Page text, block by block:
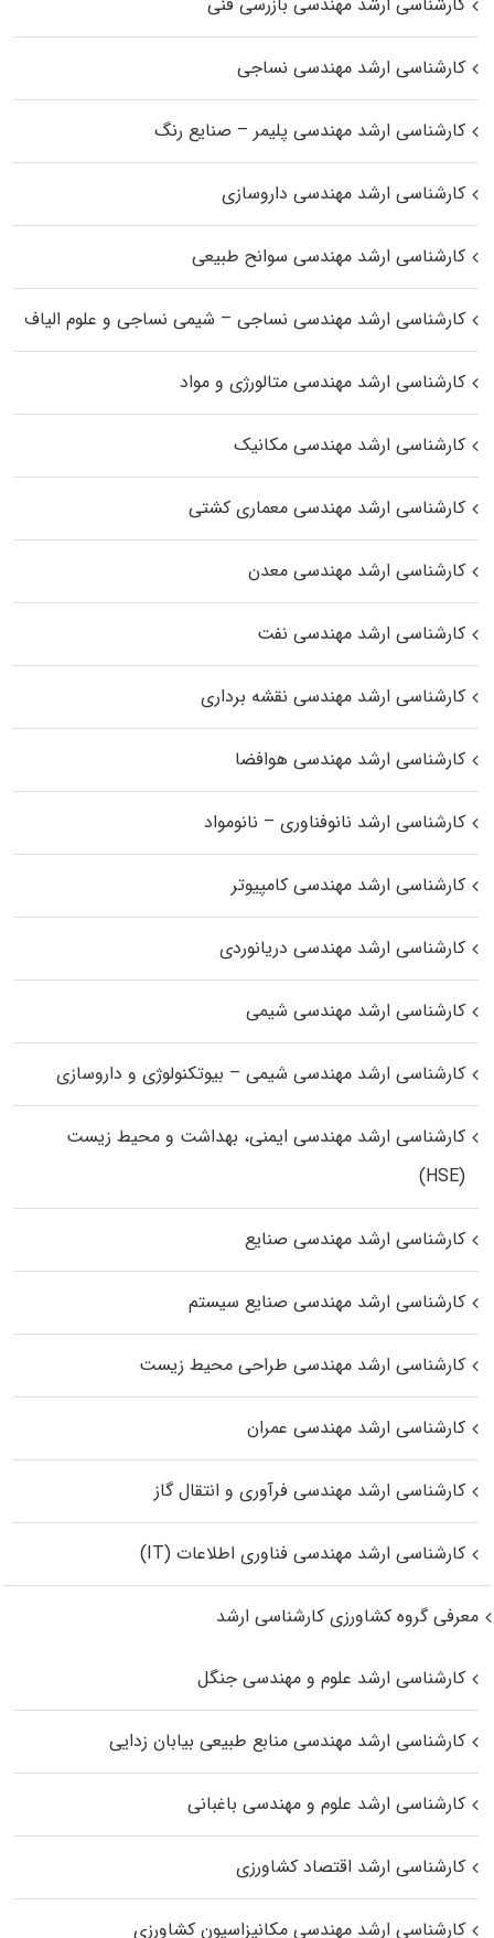
کارشناسی ارشد مهندسی نساجی
کارشناسی ارشد مهندسی پلیمر – صنایع رنگ
کارشناسی ارشد مهندسی داروسازی
کارشناسی ارشد مهندسی سوانح طبیعی
کارشناسی ارشد مهندسی نساجی – شیمی نساجی و علوم الیاف
کارشناسی ارشد مهندسی متالورژی و مواد
کارشناسی ارشد مهندسی مکانیک
کارشناسی ارشد مهندسی معماری کشتی
کارشناسی ارشد مهندسی معدن
کارشناسی ارشد مهندسی نفت
کارشناسی ارشد مهندسی نقشه برداری
کارشناسی ارشد مهندسی هوافضا
کارشناسی ارشد نانوفناوری – نانومواد
کارشناسی ارشد مهندسی کامپیوتر
کارشناسی ارشد مهندسی دریانوردی
کارشناسی ارشد مهندسی شیمی
کارشناسی ارشد مهندسی شیمی – بیوتکنولوژی و داروسازی
کارشناسی ارشد مهندسی ایمنی، بهداشت و محیط زیست
(HSE)
کارشناسی ارشد مهندسی صنایع
کارشناسی ارشد مهندسی صنایع سیستم
کارشناسی ارشد مهندسی طراحی محیط زیست
کارشناسی ارشد مهندسی عمران
کارشناسی ارشد مهندسی فرآوری و انتقال گاز
کارشناسی ارشد مهندسی فناوری اطلاعات (IT)
معرفی گروه کشاورزی کارشناسی ارشد
کارشناسی ارشد علوم و مهندسی جنگل
کارشناسی ارشد مهندسی منابع طبیعی بیابان زدایی
کارشناسی ارشد علوم و مهندسی باغبانی
کارشناسی ارشد اقتصاد کشاورزی
کارشناسی ارشد مهندسی مکانیزاسیون کشاورزی